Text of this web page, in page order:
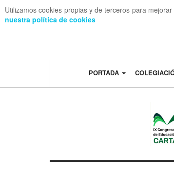
Utilizamos cookies propias y de terceros para
nuestra política de cookies
PORTADA